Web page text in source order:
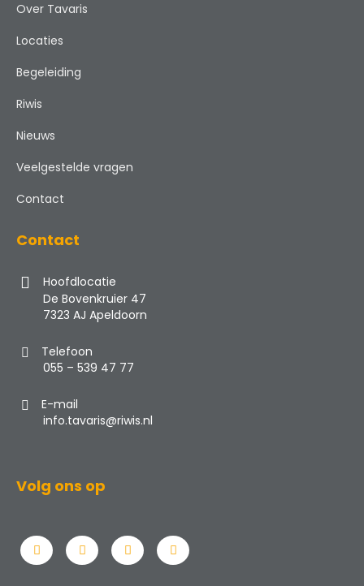
Over Tavaris
Locaties
Begeleiding
Riwis
Nieuws
Veelgestelde vragen
Contact
Contact
Hoofdlocatie
De Bovenkruier 47
7323 AJ Apeldoorn
Telefoon
055 – 539 47 77
E-mail
info.tavaris@riwis.nl
Volg ons op